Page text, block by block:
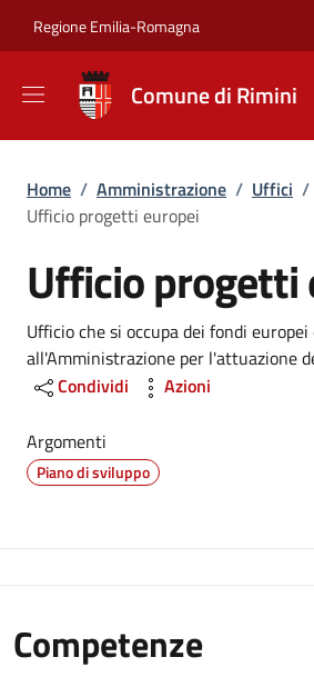
Regione Emilia-Romagna
Comune di Rimini
Briciole di pane
Home / Amministrazione / Uffici /
Ufficio progetti europei
Ufficio progetti
Dettagli
Ufficio che si occupa dei fondi
all'Amministrazione per l'attuazione
Condividi
Azioni
Argomenti
Piano di sviluppo
Competenze